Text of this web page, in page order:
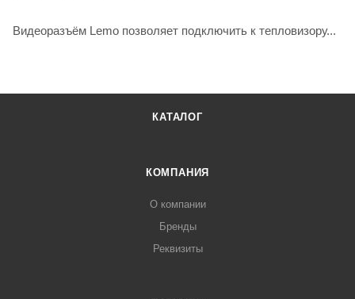
Видеоразъём Lemo позволяет подключить к тепловизору...
КАТАЛОГ
КОМПАНИЯ
О компании
Бренды
Реквизиты